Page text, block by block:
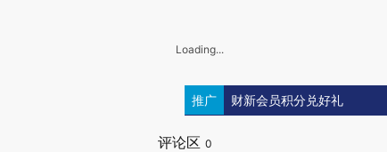
Loading...
推广 财新会员积分兑好礼
评论区 0